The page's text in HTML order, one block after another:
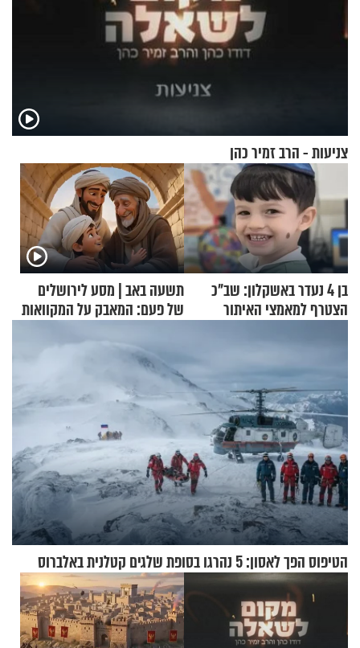
צניעות - הרב זמיר כהן
בן 4 נעדר באשקלון: שב"כ
הצטרף למאמצי האיתור
תשעה באב | מסע לירושלים
של פעם: המאבק על המקוואות
הטיפוס הפך לאסון: 5 נהרגו בסופת שלגים קטלנית באלברוס